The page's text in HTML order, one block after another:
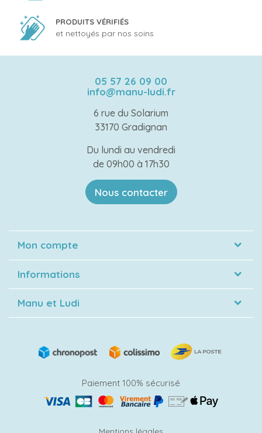
PRODUITS VÉRIFIÉS
et nettoyés par nos soins
05 57 26 09 00
info@manu-ludi.fr
6 rue du Solarium
33170 Gradignan
Du lundi au vendredi
de 09h00 à 17h30
Nous contacter
Mon compte
Informations
Manu et Ludi
Paiement 100% sécurisé